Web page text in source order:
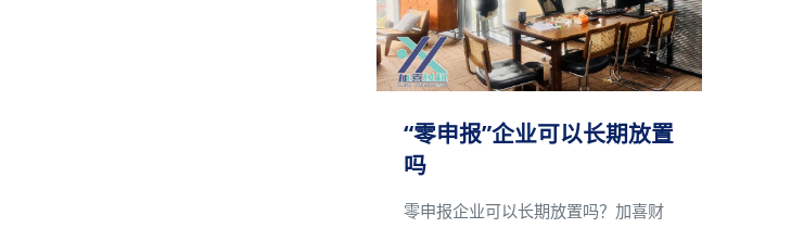
“零申报”企业可以长期放置
吗
零申报企业可以长期放置吗？加喜财